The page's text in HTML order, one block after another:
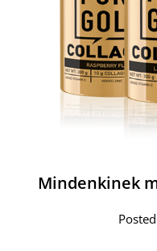
Mindenkinek